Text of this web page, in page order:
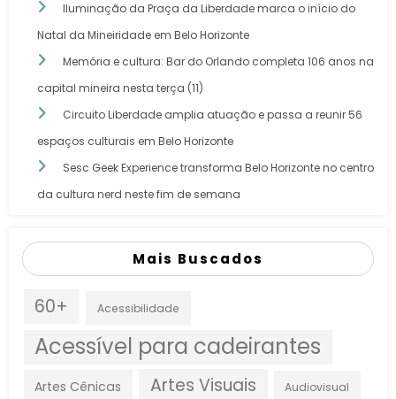
Iluminação da Praça da Liberdade marca o início do
Natal da Mineiridade em Belo Horizonte
Memória e cultura: Bar do Orlando completa 106 anos na
capital mineira nesta terça (11)
Circuito Liberdade amplia atuação e passa a reunir 56
espaços culturais em Belo Horizonte
Sesc Geek Experience transforma Belo Horizonte no centro
da cultura nerd neste fim de semana
Mais Buscados
60+ Acessibilidade
Acessível para cadeirantes
Artes Cênicas Artes Visuais Audiovisual